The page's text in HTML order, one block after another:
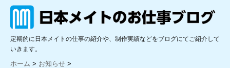
定期的に日本メイトの仕事の紹介や、制作実績などをブログにてご紹介して
いきます。
ホーム > お知らせ >